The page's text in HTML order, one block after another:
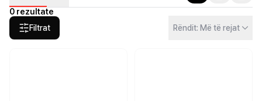
0 rezultate
Filtrat
Rëndit: Më të rejat